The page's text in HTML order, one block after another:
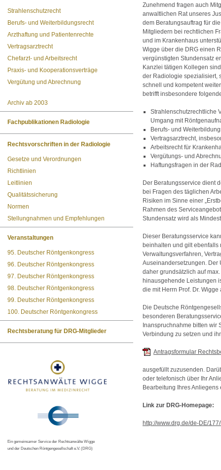
Strahlenschutzrecht
Berufs- und Weiterbildungsrecht
Arzthaftung und Patientenrechte
Vertragsarztrecht
Chefarzt- und Arbeitsrecht
Praxis- und Kooperationsverträge
Vergütung und Abrechnung
Archiv ab 2003
Fachpublikationen Radiologie
Rechtsvorschriften in der Radiologie
Gesetze und Verordnungen
Richtlinien
Leitlinien
Qualitätssicherung
Normen
Stellungnahmen und Empfehlungen
Veranstaltungen
95. Deutscher Röntgenkongress
96. Deutscher Röntgenkongress
97. Deutscher Röntgenkongress
98. Deutscher Röntgenkongress
99. Deutscher Röntgenkongress
100. Deutscher Röntgenkongress
Rechtsberatung für DRG-Mitglieder
Ein gemeinsamer Service der Rechtsanwälte Wigge
und der Deutschen Röntgengesellschaft e.V. (DRG)
Zunehmend fragen auch
anwaltlichen Rat unseres
dem Beratungsauftrag für
Mitgliedern bei rechtlichen
und im Krankenhaus
Wigge über die DRG einen
vergünstigten Stundensatz
Kanzlei tätigen Kollegen
der Radiologie spezialisiert,
schnell und kompetent
betrifft insbesondere
Strahlenschutzrechtliche
Umgang mit
Berufs- und
Vertragsarztrecht,
Arbeitsrecht für
Vergütungs- und
Haftungsfragen in der
Der Beratungsservice dient
bei Fragen des täglichen
Risiken im Sinne einer
Rahmen des
Stundensatz wird als
Dieser Beratungsservice
beinhalten und gilt ebenfalls
Verwaltungsverfahren,
Auseinandersetzungen. Der
daher grundsätzlich auf
hinausgehende Leistungen
die mit Herrn Prof. Dr. Wigge
Die Deutsche
besonderen
Inanspruchnahme bitten wir
Verbindung zu setzen und
Antragsformular
ausgefüllt zuzusenden.
oder telefonisch über Ihr
Bearbeitung Ihres Anliegens
Link zur DRG-Homepage:
http://www.drg.de/de-DE/